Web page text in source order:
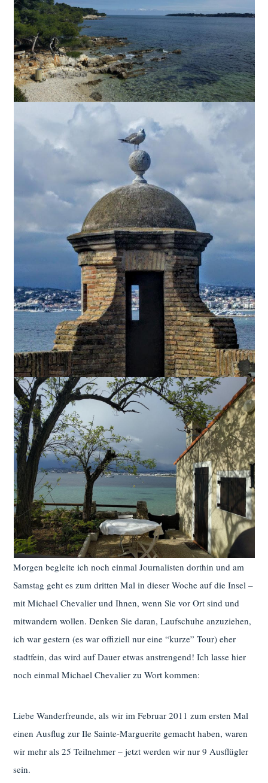
Morgen begleite ich noch einmal Journalisten dorthin und am
Samstag geht es zum dritten Mal in dieser Woche auf die Insel –
mit Michael Chevalier und Ihnen, wenn Sie vor Ort sind und
mitwandern wollen. Denken Sie daran, Laufschuhe anzuziehen,
ich war gestern (es war offiziell nur eine “kurze” Tour) eher
stadtfein, das wird auf Dauer etwas anstrengend! Ich lasse hier
noch einmal Michael Chevalier zu Wort kommen:
Liebe Wanderfreunde, als wir im Februar 2011 zum ersten Mal
einen Ausflug zur Ile Sainte-Marguerite gemacht haben, waren
wir mehr als 25 Teilnehmer – jetzt werden wir nur 9 Ausflügler
sein.